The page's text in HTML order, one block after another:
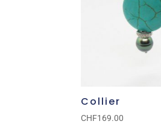
Collier
CHF169.00